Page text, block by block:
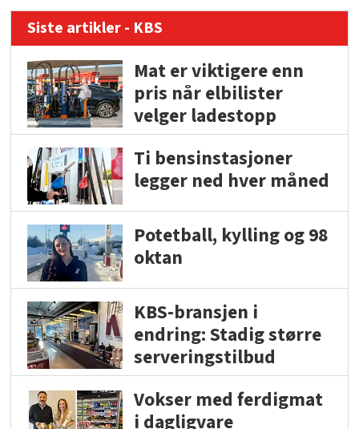
Siste artikler - KBS
Mat er viktigere enn
pris når elbilister
velger ladestopp
Ti bensinstasjoner
legger ned hver måned
Potetball, kylling og 98
oktan
KBS-bransjen i
endring: Stadig større
serveringstilbud
Vokser med ferdigmat
i dagligvare